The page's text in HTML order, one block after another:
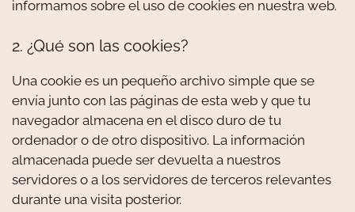
informamos sobre el uso de cookies en nuestra web.
2. ¿Qué son las cookies?
Una cookie es un pequeño archivo simple que se
envía junto con las páginas de esta web y que tu
navegador almacena en el disco duro de tu
ordenador o de otro dispositivo. La información
almacenada puede ser devuelta a nuestros
servidores o a los servidores de terceros relevantes
durante una visita posterior.